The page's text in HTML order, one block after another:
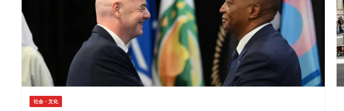
社会・文化